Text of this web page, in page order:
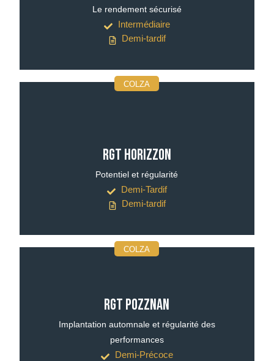
Le rendement sécurisé
Intermédiaire
Demi-tardif
COLZA
RGT HORIZZON
Potentiel et régularité
Demi-Tardif
Demi-tardif
COLZA
RGT POZZNAN
Implantation automnale et régularité des
performances
Demi-Précoce